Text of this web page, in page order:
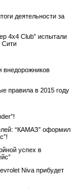
деятельности за
4x4 Club” испытали
Сити
внедорожников
правила в 2015 году
“КАМАЗ” оформил
успех в
Niva прибудет